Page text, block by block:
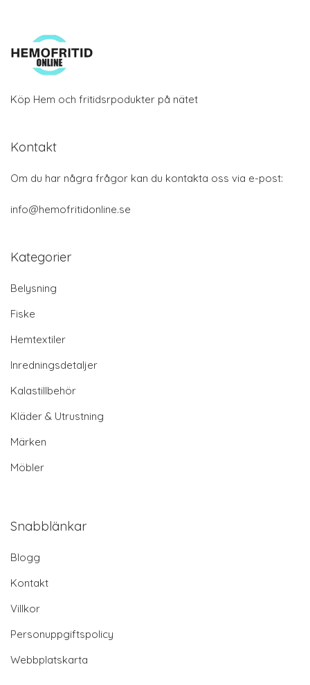
Köp Hem och fritidsrpodukter på nätet
Kontakt
Om du har några frågor kan du kontakta oss via e-post:
info@hemofritidonline.se
Kategorier
Belysning
Fiske
Hemtextiler
Inredningsdetaljer
Kalastillbehör
Kläder & Utrustning
Märken
Möbler
Snabblänkar
Blogg
Kontakt
Villkor
Personuppgiftspolicy
Webbplatskarta